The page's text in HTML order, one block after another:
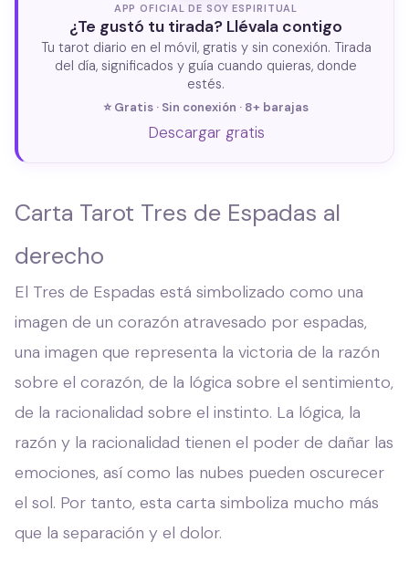
APP OFICIAL DE SOY ESPIRITUAL
¿Te gustó tu tirada? Llévala contigo
Tu tarot diario en el móvil, gratis y sin conexión. Tirada
del día, significados y guía cuando quieras, donde
estés.
⭐ Gratis · Sin conexión · 8+ barajas
Descargar gratis
Carta Tarot Tres de Espadas al
derecho
El Tres de Espadas está simbolizado como una
imagen de un corazón atravesado por espadas,
una imagen que representa la victoria de la razón
sobre el corazón, de la lógica sobre el sentimiento,
de la racionalidad sobre el instinto. La lógica, la
razón y la racionalidad tienen el poder de dañar las
emociones, así como las nubes pueden oscurecer
el sol. Por tanto, esta carta simboliza mucho más
que la separación y el dolor.